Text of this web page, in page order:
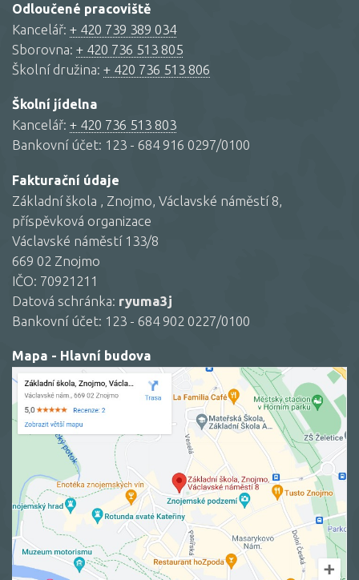
Odloučené pracoviště
Kancelář: + 420 739 389 034
Sborovna: + 420 736 513 805
Školní družina: + 420 736 513 806
Školní jídelna
Kancelář: + 420 736 513 803
Bankovní účet: 123 - 684 916 0297/0100
Fakturační údaje
Základní škola , Znojmo, Václavské náměstí 8,
příspěvková organizace
Václavské náměstí 133/8
669 02 Znojmo
IČO: 70921211
Datová schránka: ryuma3j
Bankovní účet: 123 - 684 902 0227/0100
Mapa - Hlavní budova